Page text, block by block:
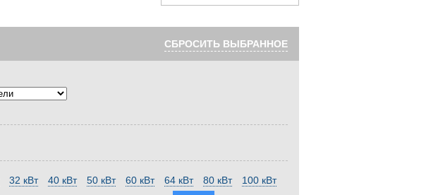
СБРОСИТЬ ВЫБРАННОЕ
32 кВт 40 кВт 50 кВт 60 кВт 64 кВт 80 кВт
100 кВт